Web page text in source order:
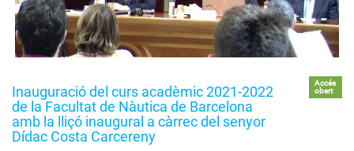
Inauguració del curs acadèmic 2021-2022
de la Facultat de Nàutica de Barcelona
amb la lliçó inaugural a càrrec del senyor
Dídac Costa Carcereny
Accés
obert